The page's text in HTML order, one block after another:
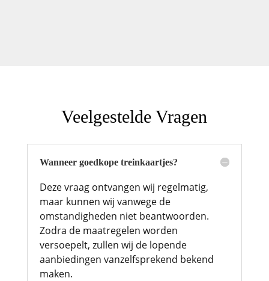
Veelgestelde Vragen
Wanneer goedkope treinkaartjes?
Deze vraag ontvangen wij regelmatig,
maar kunnen wij vanwege de
omstandigheden niet beantwoorden.
Zodra de maatregelen worden
versoepelt, zullen wij de lopende
aanbiedingen vanzelfsprekend bekend
maken.